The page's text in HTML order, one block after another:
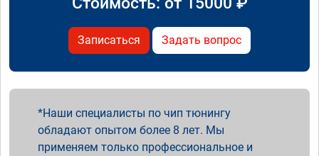
Записаться Задать вопрос
Наши специалисты по чип тюнингу
обладают опытом более 8 лет. Мы
применяем только профессиональное и